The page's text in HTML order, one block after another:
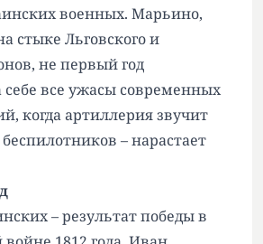
военных. Марьино,
стыке Льговского и
не первый год
все ужасы современных
когда артиллерия звучит
– нарастает
– результат победы в